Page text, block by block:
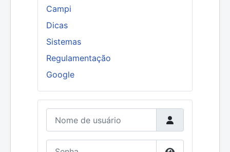
Campi
Dicas
Sistemas
Regulamentação
Google
Nome de usuário